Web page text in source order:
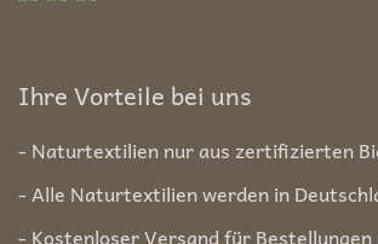
Ihre Vorteile bei uns
- Naturtextilien nur aus zertifizierten
- Alle Naturtextilien werden in
- Kostenloser Versand für Bestellungen